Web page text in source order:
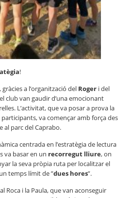
!
a l’organització del Roger i del
club van gaudir d’una emocionant
L’activitat, que va posar a prova la
va començar amb força des
al parc del Caprabo.
centrada en l’estratègia de lectura
va basar en un recorregut lliure, on
la seva pròpia ruta per localitzar el
temps límit de ”dues hores”.
Roca i la Paula, que van aconseguir